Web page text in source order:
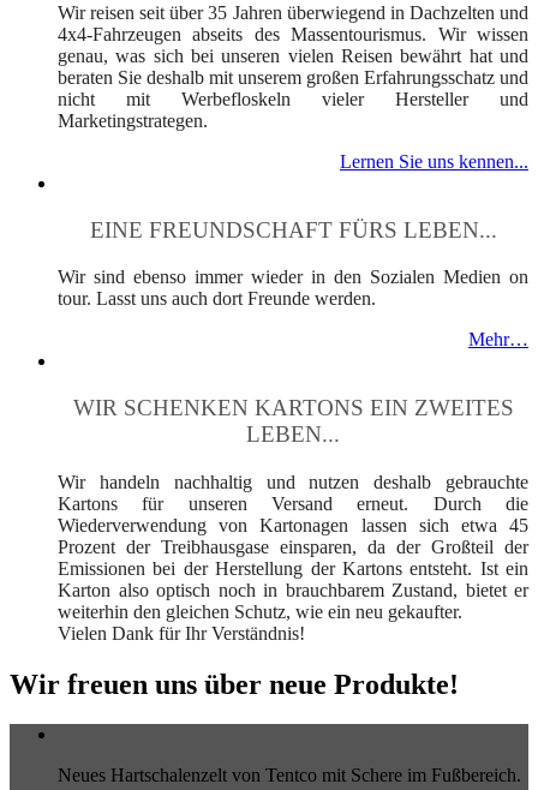
Wir reisen seit über 35 Jahren überwiegend in Dachzelten und
4x4-Fahrzeugen abseits des Massentourismus. Wir wissen
genau, was sich bei unseren vielen Reisen bewährt hat und
beraten Sie deshalb mit unserem großen Erfahrungsschatz und
nicht mit Werbefloskeln vieler Hersteller und
Marketingstrategen.
Lernen Sie uns kennen...
EINE FREUNDSCHAFT FÜRS LEBEN...
Wir sind ebenso immer wieder in den Sozialen Medien on
tour. Lasst uns auch dort Freunde werden.
Mehr…
WIR SCHENKEN KARTONS EIN ZWEITES
LEBEN...
Wir handeln nachhaltig und nutzen deshalb gebrauchte
Kartons für unseren Versand erneut. Durch die
Wiederverwendung von Kartonagen lassen sich etwa 45
Prozent der Treibhausgase einsparen, da der Großteil der
Emissionen bei der Herstellung der Kartons entsteht. Ist ein
Karton also optisch noch in brauchbarem Zustand, bietet er
weiterhin den gleichen Schutz, wie ein neu gekaufter.
Vielen Dank für Ihr Verständnis!
Wir freuen uns über neue Produkte!
Neues Hartschalenzelt von Tentco mit Schere im Fußbereich.